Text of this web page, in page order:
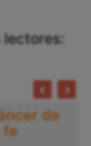
lectores:
de
fe